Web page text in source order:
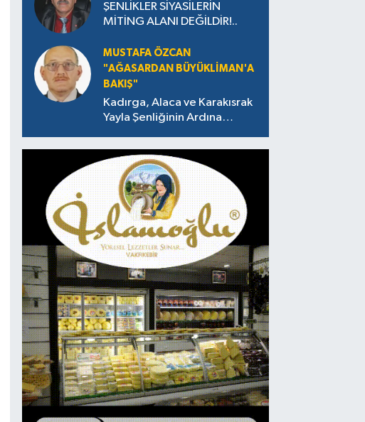
ŞENLİKLER SİYASİLERİN
MİTİNG ALANI DEĞİLDİR!..
MUSTAFA ÖZCAN
"AĞASARDAN BÜYÜKLİMAN'A
BAKIŞ"
Kadırga, Alaca ve Karakısrak
Yayla Şenliğinin Ardına